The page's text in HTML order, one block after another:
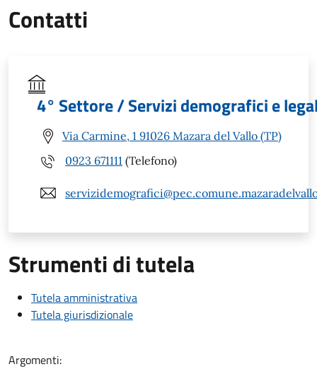
Contatti
4° Settore / Servizi demografici e
Via Carmine, 1 91026 Mazara del Vallo (TP)
0923 671111 (Telefono)
Strumenti di tutela
Tutela amministrativa
Tutela giurisdizionale
Argomenti: